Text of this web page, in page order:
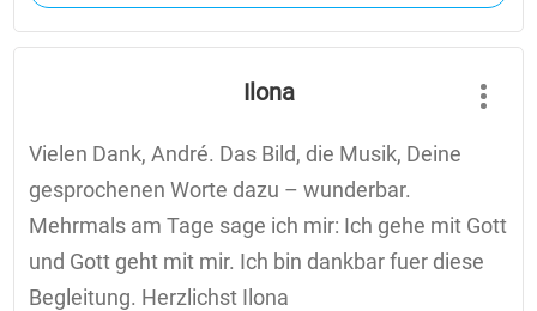
Ilona
Vielen Dank, André. Das Bild, die Musik, Deine
gesprochenen Worte dazu – wunderbar.
Mehrmals am Tage sage ich mir: Ich gehe mit Gott
und Gott geht mit mir. Ich bin dankbar fuer diese
Begleitung. Herzlichst Ilona